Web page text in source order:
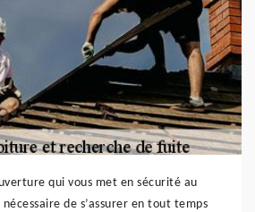
qui vous met en sécurité au
de s’assurer en tout temps